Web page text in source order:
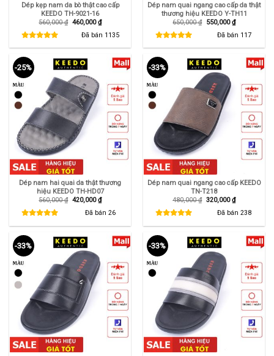
Dép kẹp nam da bò thật cao cấp
KEEDO TH-9021-16
560,000₫ Giá
560,000 ₫.
460,000₫Giá
hiện
tại
là:
460,000 ₫.
Đã bán 1135
Dép nam quai ngang cao cấp da thật
thương hiệu KEEDO Y-TH11
650,000₫ Giá
650,000 ₫.
550,000₫Giá
hiện
tại
là:
550,000 ₫.
Đã bán 117
-25%
Dép nam hai quai da thật thương
hiệu KEEDO TH-HD07
560,000₫ Giá
420,000₫Giá
hiện
tại
Đã bán 26
-33%
Dép nam quai ngang cao cấp KEEDO
TN-T218
480,000₫ Giá
320,000₫Giá
hiện
tại
Đã bán 238
-33% -33%